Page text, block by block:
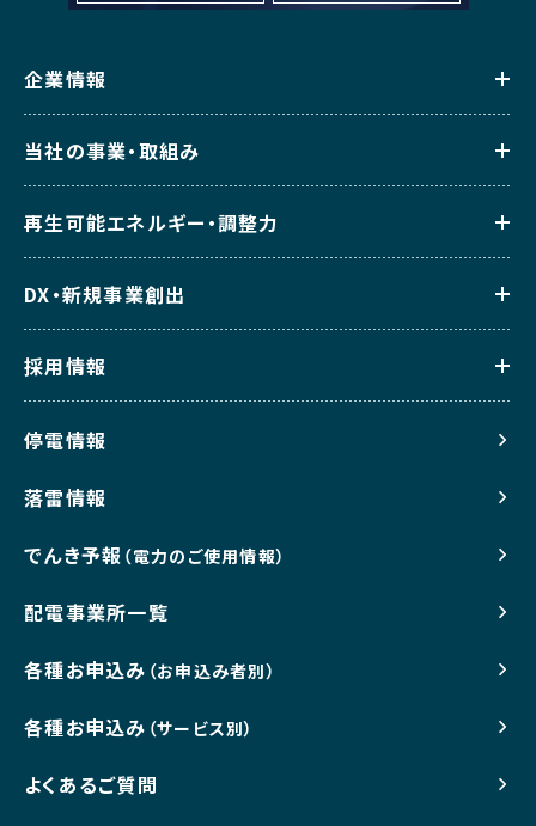
企業情報
当社の事業・取組み
再生可能エネルギー・調整力
DX・新規事業創出
採用情報
停電情報
落雷情報
でんき予報 （電力のご使用情報）
配電事業所一覧
各種お申込み （お申込み者別）
各種お申込み （サービス別）
よくあるご質問